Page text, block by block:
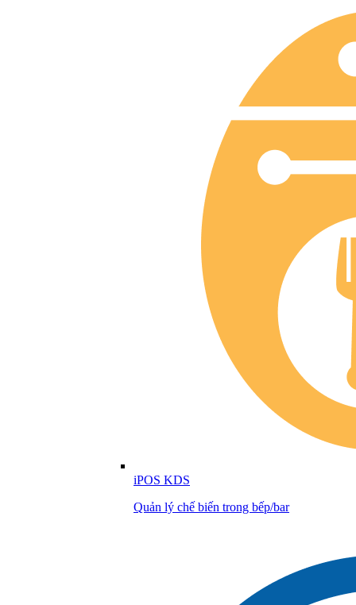
iPOS KDS
Quản lý chế biến trong bếp/bar